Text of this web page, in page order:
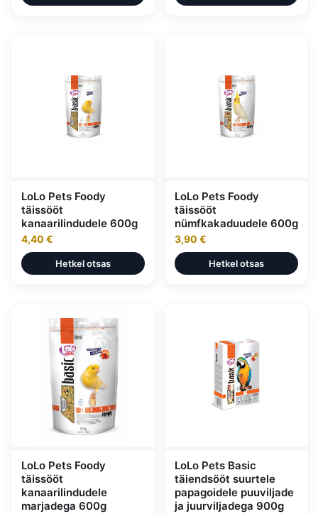
LoLo Pets Foody
täissööt
kanaarilindudele 600g
4,40 €
Hetkel otsas
LoLo Pets Foody
täissööt
nümfkakaduudele 600g
3,90 €
Hetkel otsas
LoLo Pets Foody
täissööt
kanaarilindudele
marjadega 600g
LoLo Pets Basic
täiendsööt suurtele
papagoidele puuviljade
ja juurviljadega 900g